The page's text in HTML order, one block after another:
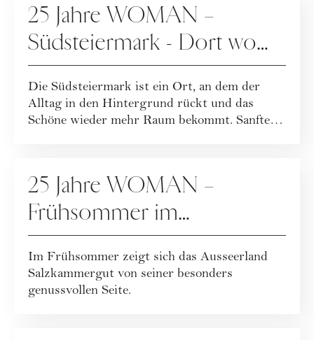
25 Jahre WOMAN –
Südsteiermark - Dort wo
die Seele aufblüht
Die Südsteiermark ist ein Ort, an dem der
Alltag in den Hintergrund rückt und das
Schöne wieder mehr Raum bekommt. Sanfte
25 Jahre WOMAN –
Frühsommer im
Ausseerland
Salzkammergut
Im Frühsommer zeigt sich das Ausseerland
Salzkammergut von seiner besonders
genussvollen Seite.